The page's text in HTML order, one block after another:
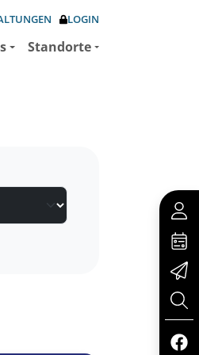
LOGIN
Standorte